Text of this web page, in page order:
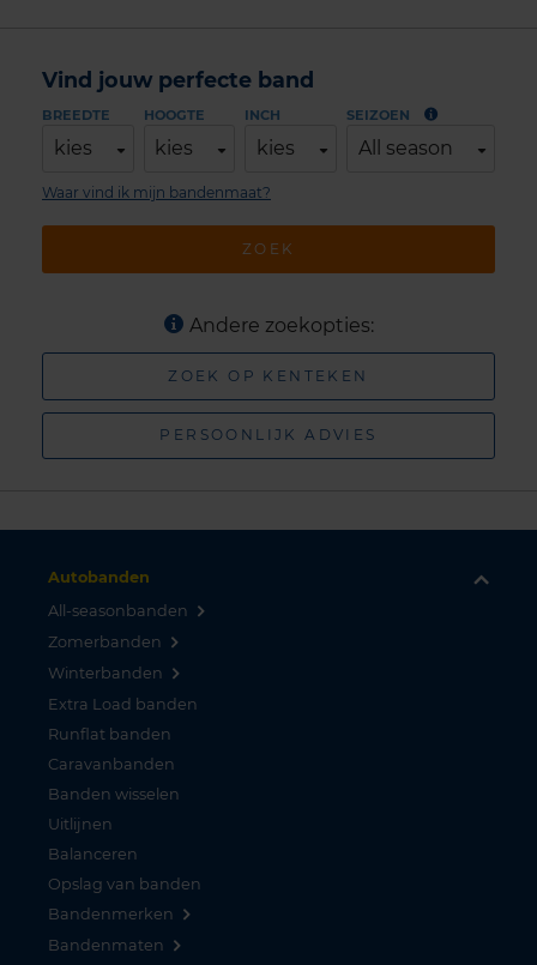
Vind jouw perfecte band
BREEDTE
kies
HOOGTE
kies
INCH
kies
SEIZOEN
All season
ZOEK
Waar vind ik mijn bandenmaat?
Andere zoekopties:
ZOEK OP KENTEKEN
PERSOONLIJK ADVIES
Autobanden
All-seasonbanden
Zomerbanden
Winterbanden
Extra Load banden
Runflat banden
Caravanbanden
Banden wisselen
Uitlijnen
Balanceren
Opslag van banden
Bandenmerken
Bandenmaten